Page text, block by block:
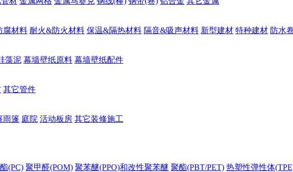
腐材料 耐火&防火材料 保温&隔热材料 隔音&吸声材料 新型建材 特种建材 防水
藻泥 幕墙壁纸原料 幕墙壁纸配件
其它管件
雨篷 庭院 活动板房 其它装修施工
(PC) 聚甲醛(POM) 聚苯醚(PPO)和改性聚苯醚 聚酯(PBT/PET) 热塑性弹性体